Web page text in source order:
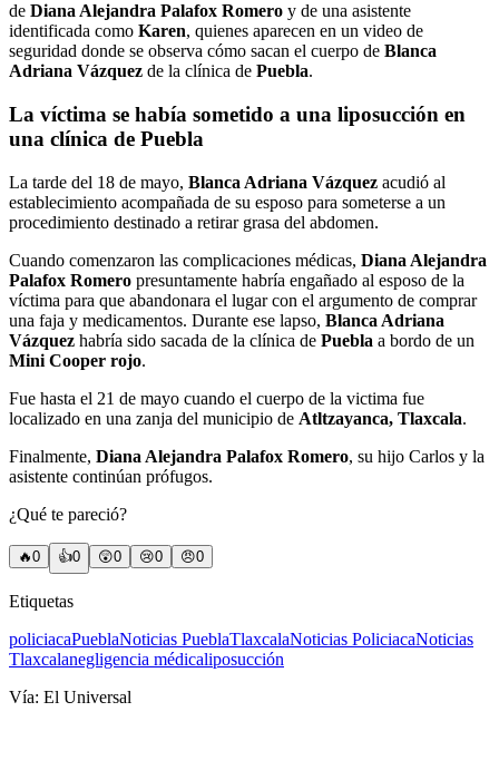
de Diana Alejandra Palafox Romero y de una asistente
identificada como Karen, quienes aparecen en un video de
seguridad donde se observa cómo sacan el cuerpo de Blanca
Adriana Vázquez de la clínica de Puebla.
La víctima se había sometido a una liposucción en
una clínica de Puebla
La tarde del 18 de mayo, Blanca Adriana Vázquez acudió al
establecimiento acompañada de su esposo para someterse a un
procedimiento destinado a retirar grasa del abdomen.
Cuando comenzaron las complicaciones médicas, Diana Alejandra
Palafox Romero presuntamente habría engañado al esposo de la
víctima para que abandonara el lugar con el argumento de comprar
una faja y medicamentos. Durante ese lapso, Blanca Adriana
Vázquez habría sido sacada de la clínica de Puebla a bordo de un
Mini Cooper rojo.
Fue hasta el 21 de mayo cuando el cuerpo de la victima fue
localizado en una zanja del municipio de Atltzayanca, Tlaxcala.
Finalmente, Diana Alejandra Palafox Romero, su hijo Carlos y la
asistente continúan prófugos.
¿Qué te pareció?
🔥0 👍0 😲0 😢0 😠0
Etiquetas
policiacaPueblaNoticias PueblaTlaxcalaNoticias PoliciacaNoticias
Tlaxcalanegligencia médicaliposucción
Vía: El Universal